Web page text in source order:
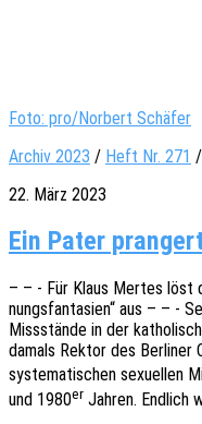
Foto: pro/Norbert Schäfer
Archiv 2023 / Heft Nr. 271 /
22. März 2023
Ein Pater
– – - Für Klaus Mertes löst
nungs­fan­ta­sien“ aus – – -
Miss­stän­de in der
damals Rektor des Berli­ner
syste­ma­ti­schen sexu­el­len
und 1980er Jahren. Endlich